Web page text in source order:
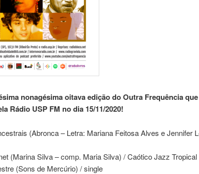
nonagésima oitava edição do Outra Frequência
Rádio USP FM no dia 15/11/2020!
(Abronca – Letra: Mariana Feitosa Alves e Jennifer
(Marina Silva – comp. Maria Silva) / Caótico Jazz Tropical
(Sons de Mercúrio) / single